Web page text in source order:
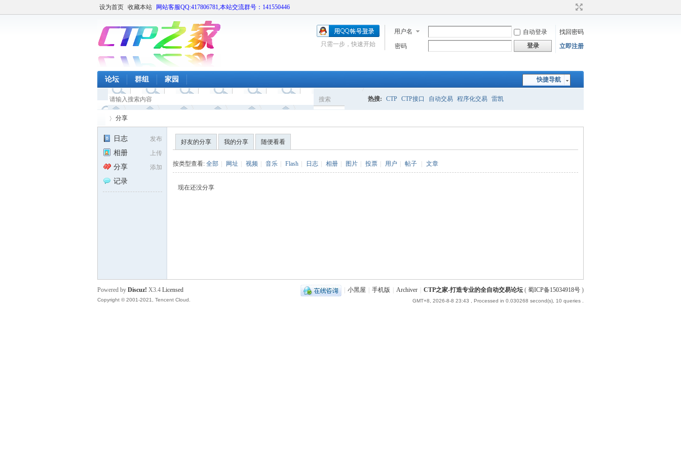
设为首页 收藏本站 网站客服QQ:417806781,本站交流群号：141550446
用户名 自动登录
找回密码
密码
登录 立即注册
只需一步，快速开始
快捷导航
论坛 群组 家园
搜索 热搜: CTP CTP接口 自动交易 程序化交易 雷凯
分享
发布
日志
上传
相册
添加
分享
记录
好友的分享 我的分享 随便看看
按类型查看: 全部 网址 视频 音乐 Flash 日志 相册 图片 投票 用户 帖子 文章
现在还没分享
小黑屋 手机版 Archiver CTP之家-打造专业的全自动交易论坛 ( 蜀ICP备15034918号 )
GMT+8, 2026-8-8 23:43 , Processed in 0.030268 second(s), 10 queries .
Powered by Discuz! X3.4 Licensed
Copyright © 2001-2021, Tencent Cloud.